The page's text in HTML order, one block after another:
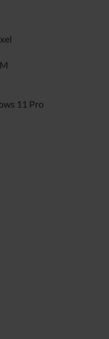
11 Pro